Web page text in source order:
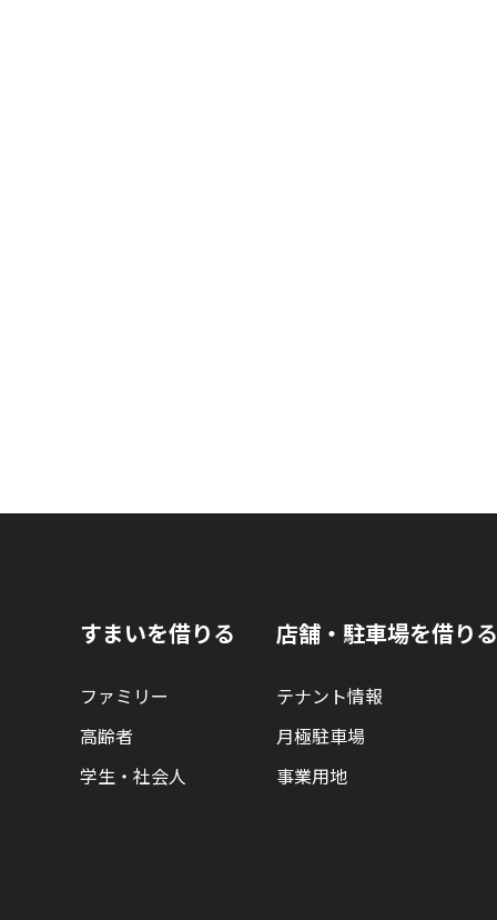
すまいを借りる
ファミリー
高齢者
学生・社会人
店舗・駐車場を借りる
テナント情報
月極駐車場
事業用地